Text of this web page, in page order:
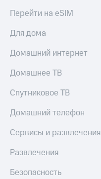
Перейти на eSIM
Для дома
Домашний интернет
Домашнее ТВ
Спутниковое ТВ
Домашний телефон
Сервисы и развлечения
Развлечения
Безопасность